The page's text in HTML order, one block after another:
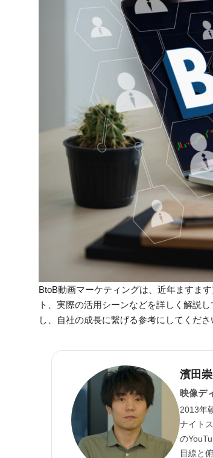
BtoB動画マーケティングは、近年ますま
ト、実際の活用シーンなどを詳しく解説
し、自社の成長に繋げる参考にしてくださ
濱田
映像デ
2013年
ナイト
の
目線と